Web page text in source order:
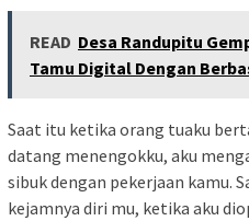
READ Desa Randupitu
Tamu Digital Dengan
Saat itu ketika orang tuaku
datang menengokku, aku
sibuk dengan pekerjaan kamu.
kejamnya diri mu, ketika aku